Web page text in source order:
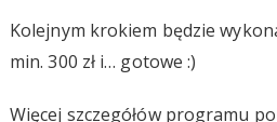
Kolejnym krokiem będzie
min. 300 zł i… gotowe :)
Więcej szczegółów programu